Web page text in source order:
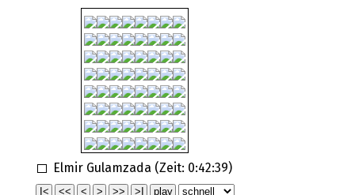
Elmir Gulamzada (Zeit: 0:42:39)